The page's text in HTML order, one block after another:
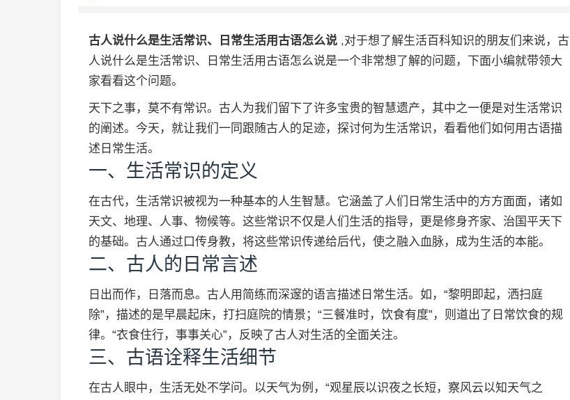
古人说什么是生活常识、日常生活用古语怎么说 ,对于想了解生活百科知识的朋友们来说，古
人说什么是生活常识、日常生活用古语怎么说是一个非常想了解的问题，下面小编就带领大
家看看这个问题。
天下之事，莫不有常识。古人为我们留下了许多宝贵的智慧遗产，其中之一便是对生活常识
的阐述。今天，就让我们一同跟随古人的足迹，探讨何为生活常识，看看他们如何用古语描
述日常生活。
一、生活常识的定义
在古代，生活常识被视为一种基本的人生智慧。它涵盖了人们日常生活中的方方面面，诸如
天文、地理、人事、物候等。这些常识不仅是人们生活的指导，更是修身齐家、治国平天下
的基础。古人通过口传身教，将这些常识传递给后代，使之融入血脉，成为生活的本能。
二、古人的日常言述
日出而作，日落而息。古人用简练而深邃的语言描述日常生活。如，“黎明即起，洒扫庭
除”，描述的是早晨起床，打扫庭院的情景；“三餐准时，饮食有度”，则道出了日常饮食的规
律。“衣食住行，事事关心”，反映了古人对生活的全面关注。
三、古语诠释生活细节
在古人眼中，生活无处不学问。以天气为例，“观星辰以识夜之长短，察风云以知天气之